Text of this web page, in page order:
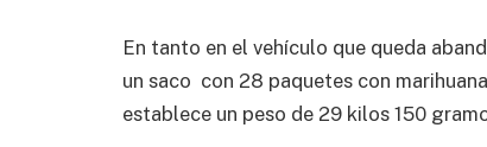
En tanto en el vehículo que queda
un saco con 28 paquetes con
establece un peso de 29 kilos 150